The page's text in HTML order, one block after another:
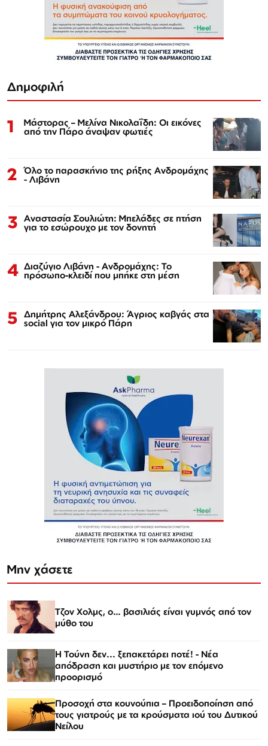
Δημοφιλή
1 Μάστορας – Μελίνα Νικολαΐδη: Οι εικόνες
από την Πάρο άναψαν φωτιές
2 Όλο το παρασκήνιο της ρήξης Ανδρομάχης
- Λιβάνη
3 Αναστασία Σουλιώτη: Μπελάδες σε πτήση
για το εσώρουχο με τον δονητή
4 Διαζύγιο Λιβάνη - Ανδρομάχης: Το
πρόσωπο-κλειδί που μπήκε στη μέση
5 Δημήτρης Αλεξάνδρου: Άγριος καβγάς στα
social για τον μικρό Πάρη
Μην χάσετε
Τζον Χολμς, ο… βασιλιάς είναι γυμνός από τον
μύθο του
Η Τούνη δεν... ξεπακετάρει ποτέ! - Νέα
απόδραση και μυστήριο με τον επόμενο
προορισμό
Προσοχή στα κουνούπια – Προειδοποίηση από
τους γιατρούς με τα κρούσματα ιού του Δυτικού
Νείλου